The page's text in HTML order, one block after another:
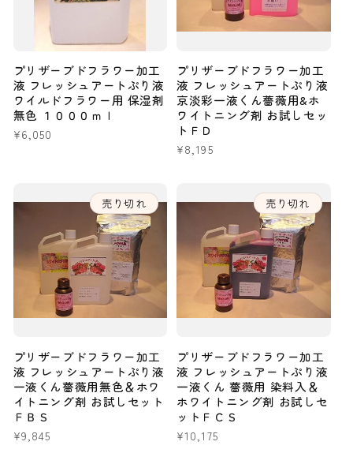
プリザーブドフラワー加工
液 フレッシュアートぷり液
ワイルドフラワー用 保湿剤
無色 １０００ｍｌ
通
¥6,050
プリザーブドフラワー加工
液 フレッシュアートぷり液
京淡彩一液くん薔薇用&ホ
ワイトニング剤 お試しセッ
トＦＤ
通
¥8,195
売り切れ
プリザーブドフラワー加工
液 フレッシュアートぷり液
一液くん薔薇用無色＆ホワ
イトニング剤 お試しセット
ＦＢＳ
通
¥9,845
売り切れ
プリザーブドフラワー加工
液 フレッシュアートぷり液
一液くん 薔薇用 染料入＆
ホワイトニング剤 お試しセ
ットＦＣＳ
通
¥10,175